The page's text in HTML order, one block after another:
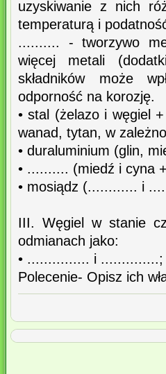
uzyskiwanie z nich
temperaturą i
.......... - tworzywo
więcej metali
składników może
odporność na korozję.
• stal (żelazo i węgiel
wanad, tytan, w
• duraluminium (glin,
• .......... (miedź i cyna
• mosiądz (............ i
III. Węgiel w stanie
odmianach jako:
• ............... i ..............;
Polecenie- Opisz ich